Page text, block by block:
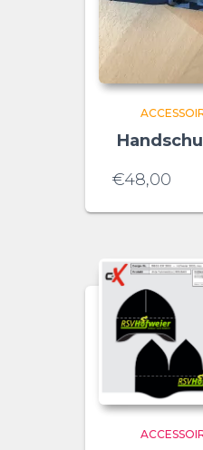
€48,00